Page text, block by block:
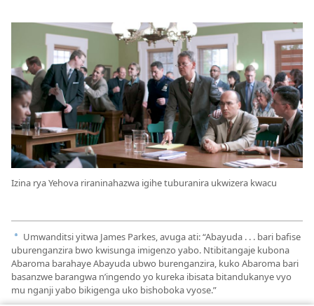
Izina rya Yehova riraninahazwa igihe tuburanira ukwizera kwacu
a Umwanditsi yitwa James Parkes, avuga ati: “Abayuda . . . bari bafise
uburenganzira bwo kwisunga imigenzo yabo. Ntibitangaje kubona
Abaroma barahaye Abayuda ubwo burenganzira, kuko Abaroma bari
basanzwe barangwa n’ingendo yo kureka ibisata bitandukanye vyo
mu nganji yabo bikigenga uko bishoboka vyose.”